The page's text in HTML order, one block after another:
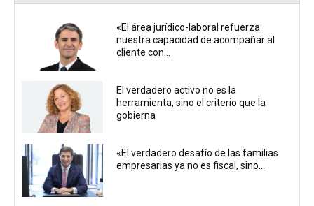
«El área jurídico-laboral refuerza
nuestra capacidad de acompañar al
cliente con...
El verdadero activo no es la
herramienta, sino el criterio que la
gobierna
«El verdadero desafío de las familias
empresarias ya no es fiscal, sino...